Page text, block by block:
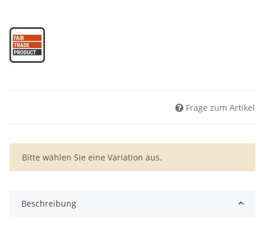
Frage zum Artikel
x
Bitte wählen Sie eine Variation aus.
Beschreibung